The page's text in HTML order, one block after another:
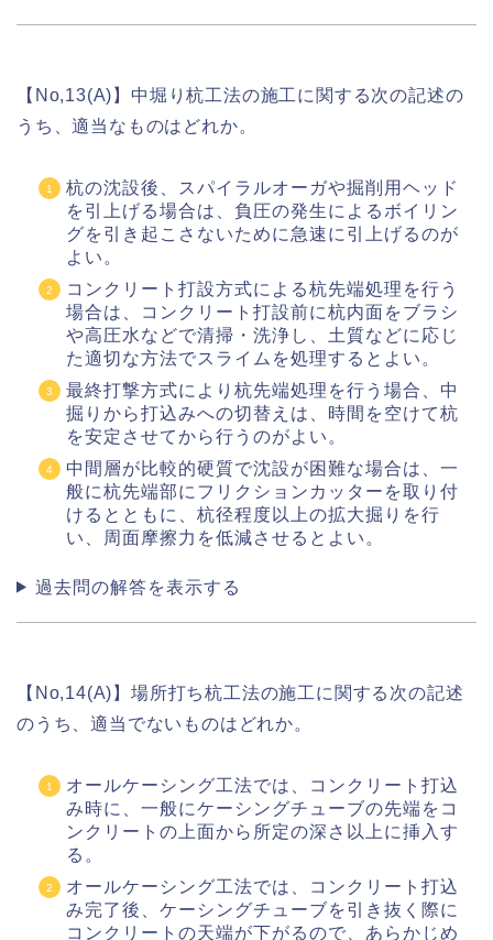
【No,13(A)】中堀り杭工法の施工に関する次の記述の
うち、適当なものはどれか。
杭の沈設後、スパイラルオーガや掘削用ヘッド
を引上げる場合は、負圧の発生によるボイリン
グを引き起こさないために急速に引上げるのが
よい。
コンクリート打設方式による杭先端処理を行う
場合は、コンクリート打設前に杭内面をブラシ
や高圧水などで清掃・洗浄し、土質などに応じ
た適切な方法でスライムを処理するとよい。
最終打撃方式により杭先端処理を行う場合、中
掘りから打込みへの切替えは、時間を空けて杭
を安定させてから行うのがよい。
中間層が比較的硬質で沈設が困難な場合は、一
般に杭先端部にフリクションカッターを取り付
けるとともに、杭径程度以上の拡大掘りを行
い、周面摩擦力を低減させるとよい。
過去問の解答を表示する
【No,14(A)】場所打ち杭工法の施工に関する次の記述
のうち、適当でないものはどれか。
オールケーシング工法では、コンクリート打込
み時に、一般にケーシングチューブの先端をコ
ンクリートの上面から所定の深さ以上に挿入す
る。
オールケーシング工法では、コンクリート打込
み完了後、ケーシングチューブを引き抜く際に
コンクリートの天端が下がるので、あらかじめ